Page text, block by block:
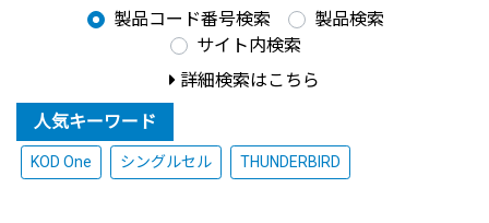
製品コード番号検索
製品検索
サイト内検索
詳細検索はこちら
人気キーワード
KOD One シングルセル THUNDERBIRD